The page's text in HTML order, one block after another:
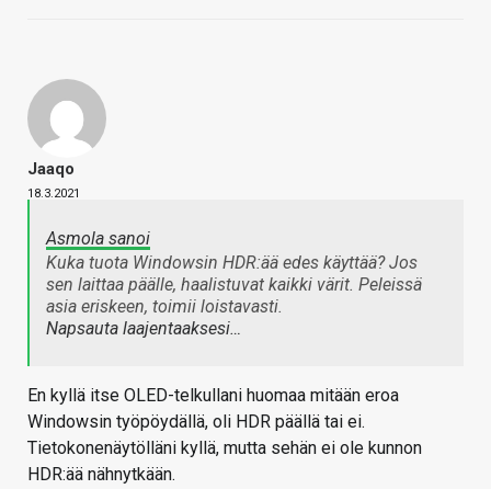
Jaaqo
18.3.2021
Asmola sanoi
Kuka tuota Windowsin HDR:ää edes käyttää? Jos
sen laittaa päälle, haalistuvat kaikki värit. Peleissä
asia eriskeen, toimii loistavasti.
Napsauta laajentaaksesi…
En kyllä itse OLED-telkullani huomaa mitään eroa
Windowsin työpöydällä, oli HDR päällä tai ei.
Tietokonenäytölläni kyllä, mutta sehän ei ole kunnon
HDR:ää nähnytkään.